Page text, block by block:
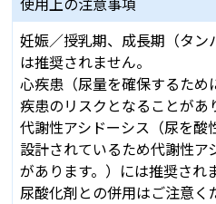
妊娠／授乳期、成長期（タ
は推奨されません。
心疾患（尿量を確保するた
疾患のリスクとなることがあ
代謝性アシドーシス（尿を酸
設計されているため代謝性
があります。）には推奨され
尿酸化剤との併用はご注意く